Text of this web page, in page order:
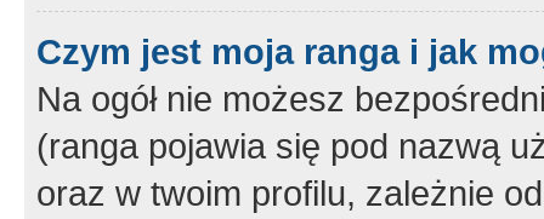
Czym jest moja ranga i jak
Na ogół nie możesz
(ranga pojawia się pod nazwą
oraz w twoim profilu, zależnie